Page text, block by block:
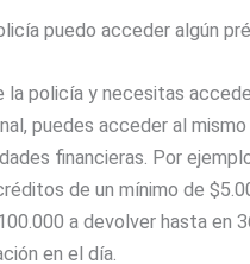
puedo acceder algún
la policía y necesitas
puedes acceder al
financieras. Por
de un mínimo de
a devolver hasta en
en el día.